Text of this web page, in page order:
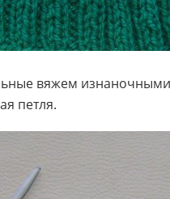
вяжем
петля.